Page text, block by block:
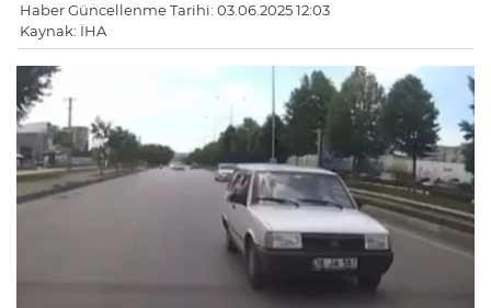
Haber Güncellenme Tarihi: 03.06.2025 12:03
Kaynak: İHA